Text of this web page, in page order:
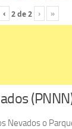
‹ 2de2 › »
Nevados o